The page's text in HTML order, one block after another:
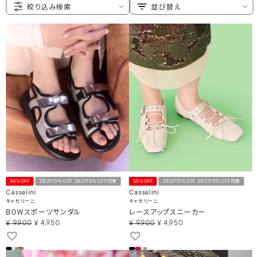
絞り込み検索 並び替え
50%OFF 2BUY10％OFF 3BUY15％OFF対象
Casselini
キャセリーニ
BOWスポーツサンダル
¥ 9,900 ¥ 4,950
50%OFF 2BUY10％OFF 3BUY15％OFF対象
Casselini
キャセリーニ
レースアップスニーカー
¥ 9,900 ¥ 4,950